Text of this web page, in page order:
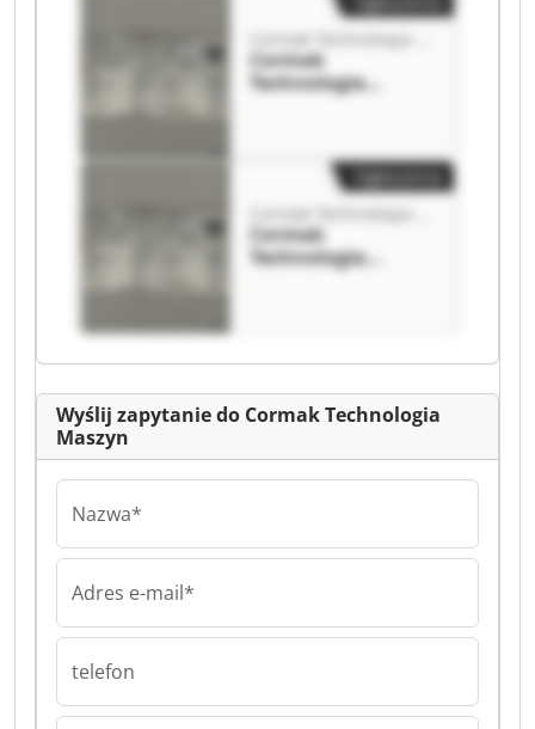
Cormak
Technologia
Maszyn Cormak
Cormak
Technologia
Maszyn Cormak
Wyślij zapytanie do Cormak Technologia
Maszyn
Nazwa*
Adres e-mail*
telefon